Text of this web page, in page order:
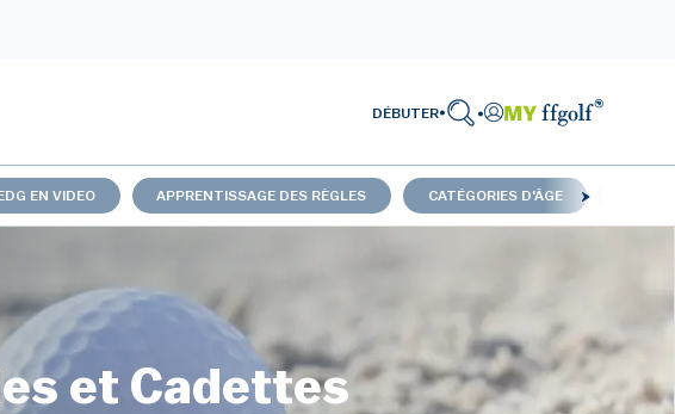
DÉBUTER
EN VIDEO APPRENTISSAGE DES RÈGLES CATÉGORIES D'ÂGE
et Cadettes